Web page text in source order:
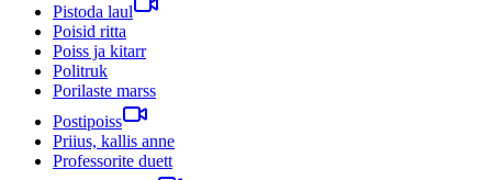
Pistoda laul
Poisid ritta
Poiss ja kitarr
Politruk
Porilaste marss
Postipoiss
Priius, kallis anne
Professorite duett